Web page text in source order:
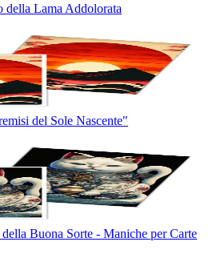
della Lama Addolorata
del Sole Nascente"
Buona Sorte - Maniche per Carte